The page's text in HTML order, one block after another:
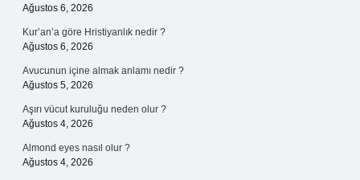
Ağustos 6, 2026
Kur’an’a göre Hristiyanlık nedir ?
Ağustos 6, 2026
Avucunun içine almak anlamı nedir ?
Ağustos 5, 2026
Aşırı vücut kuruluğu neden olur ?
Ağustos 4, 2026
Almond eyes nasıl olur ?
Ağustos 4, 2026